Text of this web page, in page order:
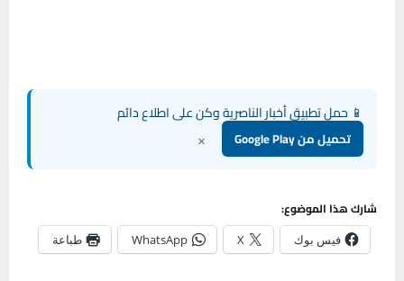
📱 حمل تطبيق أخبار الناصرية وكن على اطلاع دائم
تحميل من Google Play ×
شارك هذا الموضوع:
فيس بوك X
WhatsApp طباعة